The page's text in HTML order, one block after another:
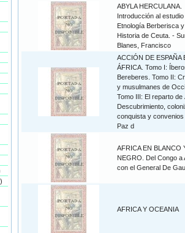
ABYLA HERCULANA.
Introducción al
Etnología Berberisca
Historia de Ceuta. -
Blanes, Francisco
ACCIÓN DE ESPAÑA
ÁFRICA. Tomo I:
Bereberes. Tomo II:
y musulmanes de
Tomo III: El reparto de
Descubrimiento,
conquista y convenios
Paz d
AFRICA EN BLANCO
NEGRO. Del Congo a
con el General De
AFRICA Y OCEANIA